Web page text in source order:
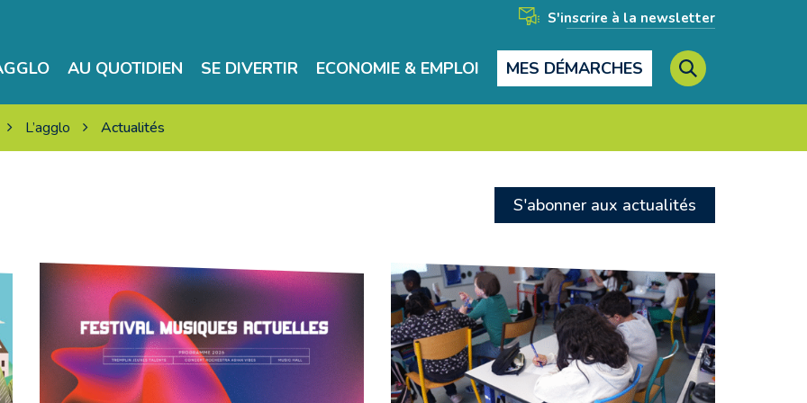
S'inscrire à la newsletter
AU QUOTIDIEN SE DIVERTIR ECONOMIE & EMPLOI MES DÉMARCHES RECHERCHE
L’agglo Actualités
S'abonner aux actualités